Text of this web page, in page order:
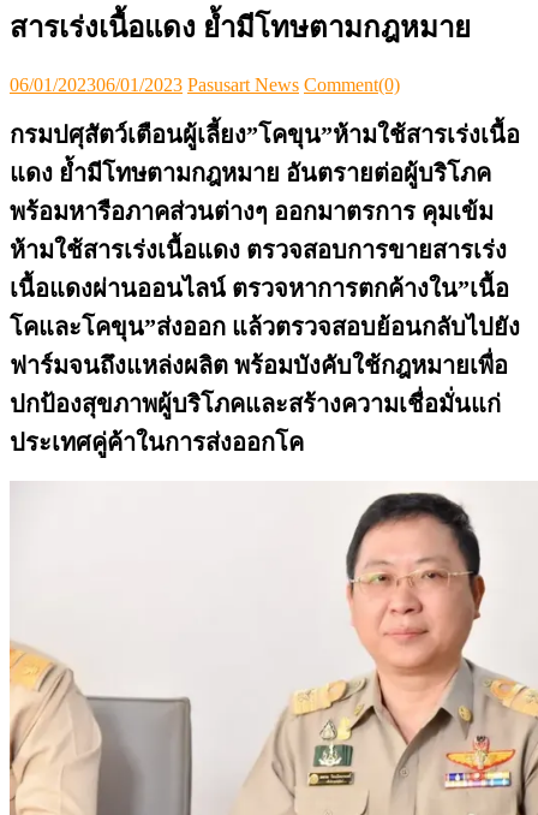
สารเร่งเนื้อแดง ย้ำมีโทษตามกฎหมาย
Posted
06/01/202306/01/2023 Author
Pasusart News Comment(0)
กรมปศุสัตว์เตือนผู้เลี้ยง”โคขุน”ห้ามใช้สารเร่งเนื้อ
แดง ย้ำมีโทษตามกฎหมาย อันตรายต่อผู้บริโภค
พร้อมหารือภาคส่วนต่างๆ ออกมาตรการ คุมเข้ม
ห้ามใช้สารเร่งเนื้อแดง ตรวจสอบการขายสารเร่ง
เนื้อแดงผ่านออนไลน์ ตรวจหาการตกค้างใน”เนื้อ
โคและโคขุน”ส่งออก แล้วตรวจสอบย้อนกลับไปยัง
ฟาร์มจนถึงแหล่งผลิต พร้อมบังคับใช้กฎหมายเพื่อ
ปกป้องสุขภาพผู้บริโภคและสร้างความเชื่อมั่นแก่
ประเทศคู่ค้าในการส่งออกโค